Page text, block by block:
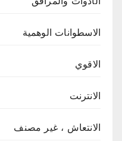
الاسطوانات الوهمية
الاقوي
الانترنت
الانتعاش ، غير مصنف